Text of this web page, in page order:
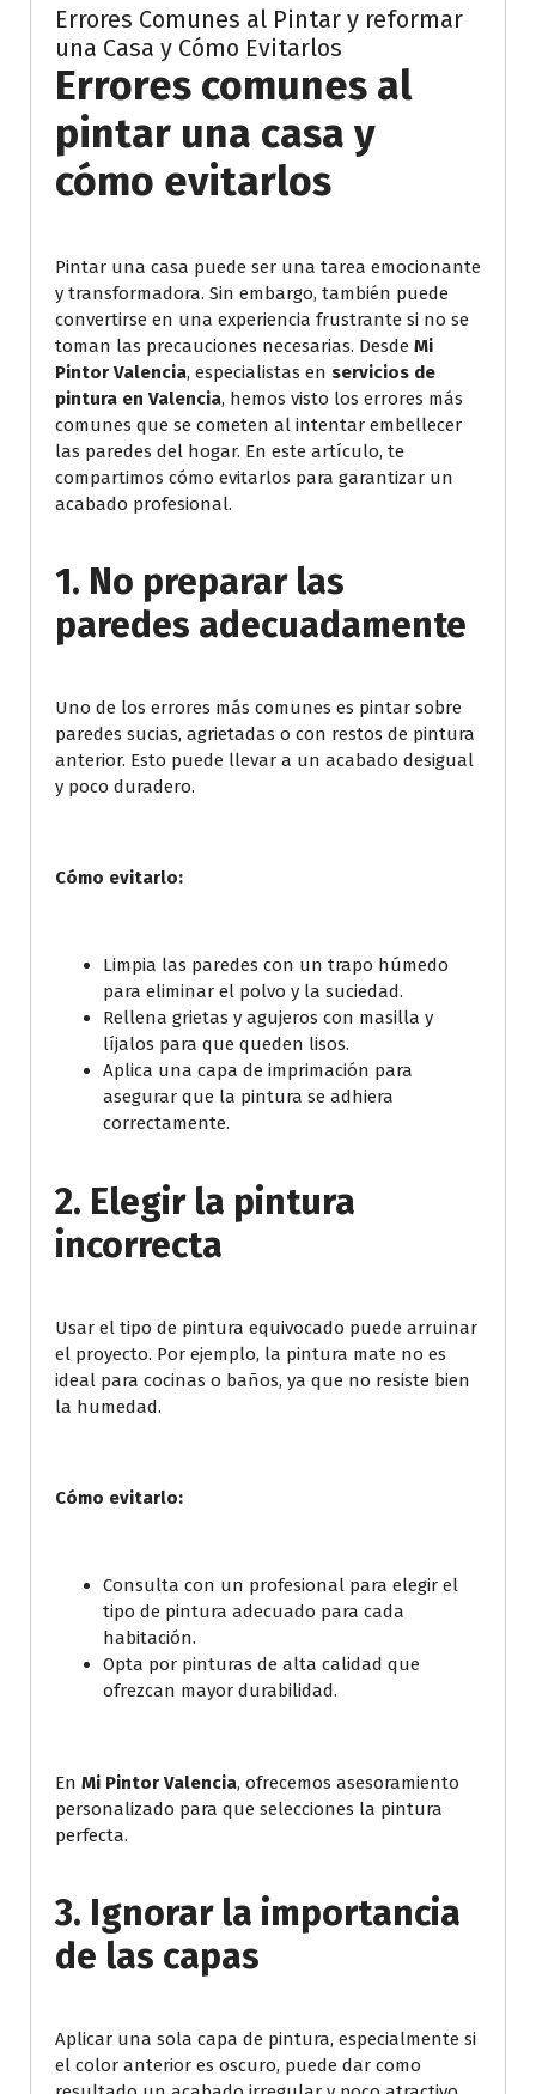
Errores Comunes al Pintar y reformar
una Casa y Cómo Evitarlos
Errores comunes al
pintar una casa y
cómo evitarlos
Pintar una casa puede ser una tarea emocionante
y transformadora. Sin embargo, también puede
convertirse en una experiencia frustrante si no se
toman las precauciones necesarias. Desde Mi
Pintor Valencia, especialistas en servicios de
pintura en Valencia, hemos visto los errores más
comunes que se cometen al intentar embellecer
las paredes del hogar. En este artículo, te
compartimos cómo evitarlos para garantizar un
acabado profesional.
1. No preparar las
paredes adecuadamente
Uno de los errores más comunes es pintar sobre
paredes sucias, agrietadas o con restos de pintura
anterior. Esto puede llevar a un acabado desigual
y poco duradero.
Cómo evitarlo:
Limpia las paredes con un trapo húmedo
para eliminar el polvo y la suciedad.
Rellena grietas y agujeros con masilla y
líjalos para que queden lisos.
Aplica una capa de imprimación para
asegurar que la pintura se adhiera
correctamente.
2. Elegir la pintura
incorrecta
Usar el tipo de pintura equivocado puede arruinar
el proyecto. Por ejemplo, la pintura mate no es
ideal para cocinas o baños, ya que no resiste bien
la humedad.
Cómo evitarlo:
Consulta con un profesional para elegir el
tipo de pintura adecuado para cada
habitación.
Opta por pinturas de alta calidad que
ofrezcan mayor durabilidad.
En Mi Pintor Valencia, ofrecemos asesoramiento
personalizado para que selecciones la pintura
perfecta.
3. Ignorar la importancia
de las capas
Aplicar una sola capa de pintura, especialmente si
el color anterior es oscuro, puede dar como